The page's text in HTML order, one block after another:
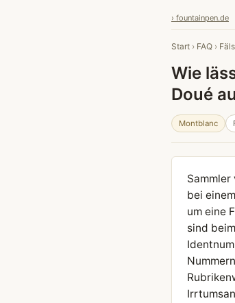
› fountainpen.de
Start › FAQ ›
Wie
Doué
Montblanc
bei
um eine
sind